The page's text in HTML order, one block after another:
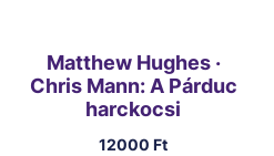
Matthew Hughes ·
Chris Mann: A Párduc
harckocsi
12000Ft